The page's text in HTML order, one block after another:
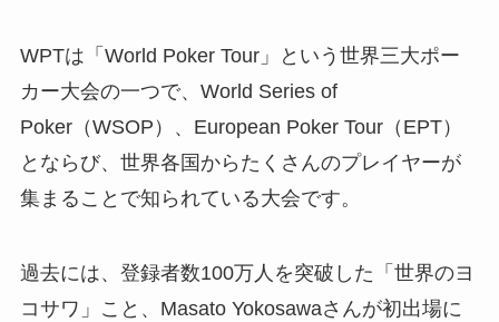
WPTは「World Poker Tour」という世界三大ポー
カー大会の一つで、World Series of
Poker（WSOP）、European Poker Tour（EPT）
とならび、世界各国からたくさんのプレイヤーが
集まることで知られている大会です。
過去には、登録者数100万人を突破した「世界のヨ
コサワ」こと、Masato Yokosawaさんが初出場に